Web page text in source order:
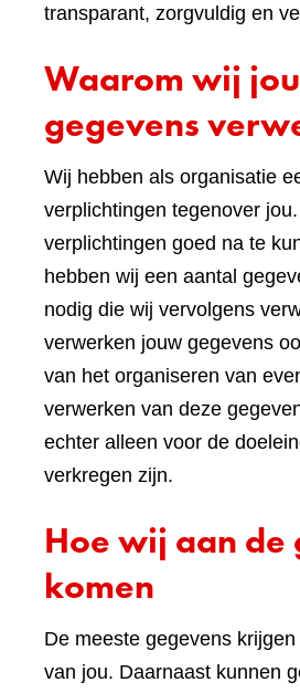
transparant, zorgvuldig en
Waarom wij
gegevens
Wij hebben als organisatie
verplichtingen tegenover
verplichtingen goed na te
hebben wij een aantal
nodig die wij vervolgens
verwerken jouw gegevens
van het organiseren van
verwerken van deze
echter alleen voor de
verkregen zijn.
Hoe wij aan de
komen
De meeste gegevens
van jou. Daarnaast kunnen